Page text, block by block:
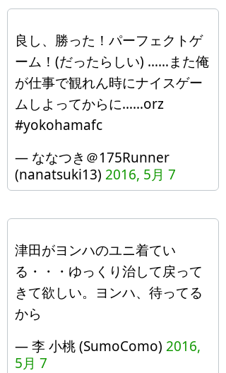
良し、勝った！パーフェクトゲ
ーム！(だったらしい) ……また俺
が仕事で観れん時にナイスゲー
ムしよってからに……orz
#yokohamafc
— ななつき＠175Runner
(nanatsuki13) 2016, 5月 7
津田がヨンハのユニ着てい
る・・・ゆっくり治して戻って
きて欲しい。ヨンハ、待ってる
から
— 李 小桃 (SumoComo) 2016,
5月 7